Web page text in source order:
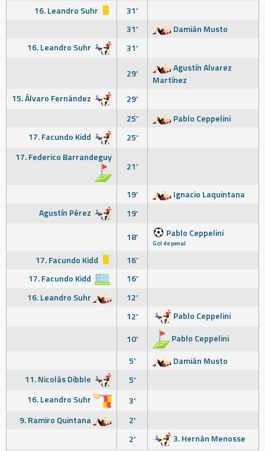
16. Leandro Suhr
31'
31'
Damián Musto
16. Leandro Suhr
31'
29'
Agustín Alvarez
Martínez
15. Álvaro Fernández
29'
25'
Pablo Ceppelini
17. Facundo Kidd
25'
17. Federico Barrandeguy
21'
19'
Ignacio Laquintana
Agustín Pérez
19'
18'
Pablo Ceppelini
Gol de penal
17. Facundo Kidd
16'
17. Facundo Kidd
16'
16. Leandro Suhr
12'
12'
Pablo Ceppelini
10'
Pablo Ceppelini
5'
Damián Musto
11. Nicolás Dibble
5'
16. Leandro Suhr
3'
9. Ramiro Quintana
2'
2'
3. Hernán Menosse